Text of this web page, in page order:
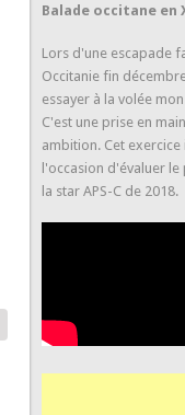
Balade occitane en
Lors d'une escapade
Occitanie fin
essayer à la volée
C'est une prise en
ambition. Cet
l'occasion d'évaluer
la star APS-C de 2018.